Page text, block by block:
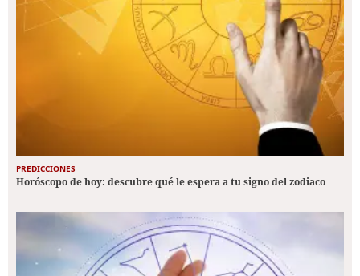
PREDICCIONES
Horóscopo de hoy: descubre qué le espera a tu signo del zodiaco